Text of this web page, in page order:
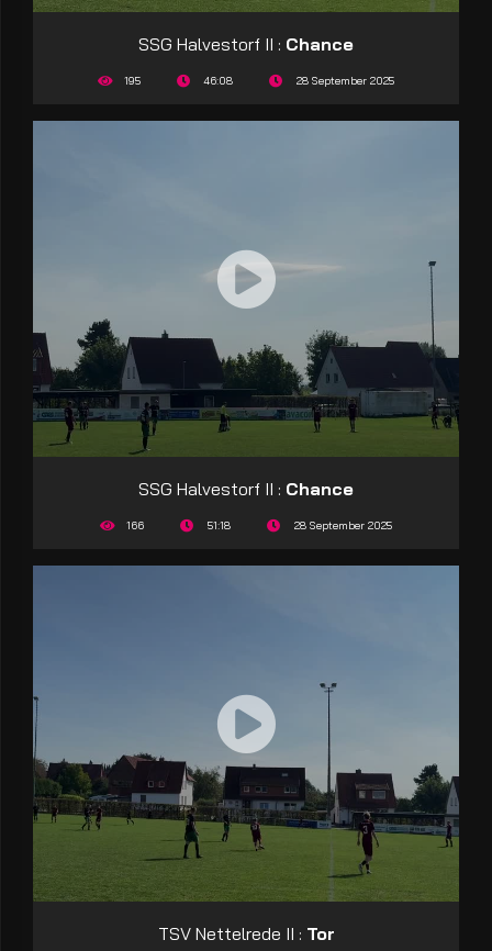
SSG Halvestorf II : Chance
195 46:08 28 September 2025
SSG Halvestorf II : Chance
166 51:18 28 September 2025
TSV Nettelrede II : Tor